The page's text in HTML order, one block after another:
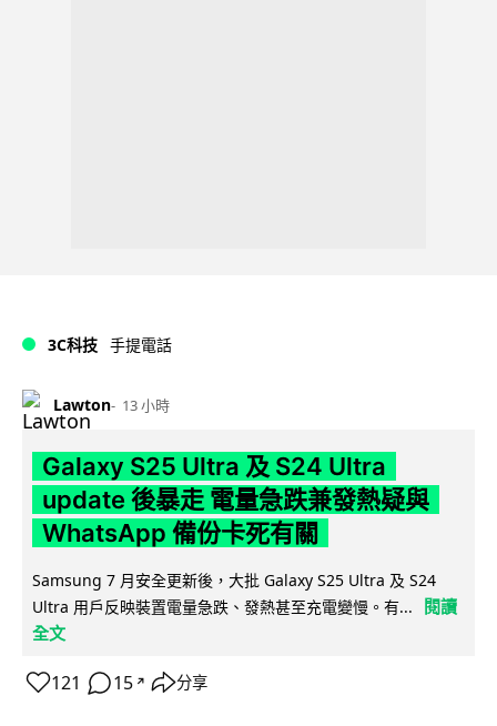
3C科技 手提電話
Lawton 13 小時
Galaxy S25 Ultra 及 S24 Ultra
update 後暴走 電量急跌兼發熱疑與
WhatsApp 備份卡死有關
Samsung 7 月安全更新後，大批 Galaxy S25 Ultra 及 S24
Ultra 用戶反映裝置電量急跌、發熱甚至充電變慢。有...
閱讀
全文
121 15 ↗ 分享